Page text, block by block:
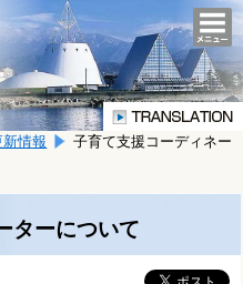
新情報
子育て支援コーディネー
ターについて